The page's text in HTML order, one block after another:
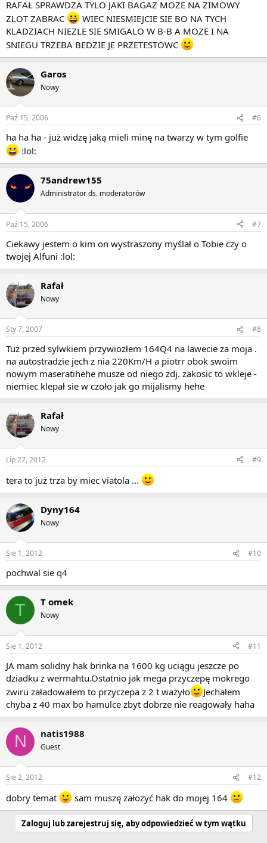
RAFAŁ SPRAWDZA TYLO JAKI BAGAZ MOZE NA ZIMOWY
ZLOT ZABRAC
WIEC NIESMIEJCIE SIE BO NA TYCH
KLADZIACH NIEZLE SIE SMIGALO W B-B A MOZE I NA
SNIEGU TRZEBA BEDZIE JE PRZETESTOWC
Garos
Nowy
Paź 15, 2006 #6
ha ha ha - już widzę jaką mieli minę na twarzy w tym golfie
:lol:
75andrew155
Administrator ds. moderatorów
Paź 15, 2006 #7
Ciekawy jestem o kim on wystraszony myślał o Tobie czy o
twojej Alfuni :lol:
Rafał
Nowy
Sty 7, 2007 #8
Tuż przed sylwkiem przywiozłem 164Q4 na lawecie za moja .
na autostradzie jech z nia 220Km/H a piotrr obok swoim
nowym maseratihehe musze od niego zdj. zakosic to wkleje -
niemiec klepał sie w czoło jak go mijalismy hehe
Rafał
Nowy
Lip 27, 2012 #9
tera to już trza by miec viatola ...
Dyny164
Nowy
Sie 1, 2012 #10
pochwal sie q4
T T omek
Nowy
Sie 1, 2012 #11
JA mam solidny hak brinka na 1600 kg uciągu jeszcze po
dziadku z wermahtu.Ostatnio jak mega przyczepę mokrego
żwiru załadowałem to przyczepa z 2 t ważyło
Jechałem
chyba z 40 max bo hamulce zbyt dobrze nie reagowały haha
N natis1988
Guest
Sie 2, 2012 #12
dobry temat sam muszę założyć hak do mojej 164
Zaloguj lub zarejestruj się, aby odpowiedzieć w tym wątku